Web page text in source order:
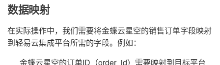
数据映射
在实际操作中，我们需要将金蝶云星空的销售订单字段映射
到轻易云集成平台所需的字段。例如：
金蝶云星空的订单ID（order_id）需要映射到目标平台